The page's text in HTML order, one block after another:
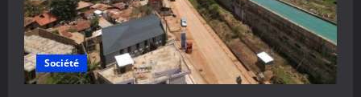
Société